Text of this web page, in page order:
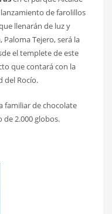
de farolillos
llenarán de luz y
Paloma Tejero, será la
el templete de este
que contará con la
del Rocío.
familiar de chocolate
2.000 globos.